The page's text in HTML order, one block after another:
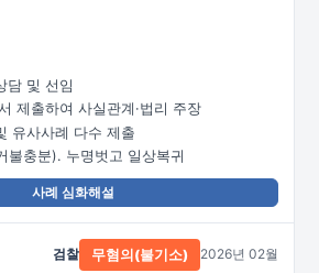
담 및 선임
제출하여 사실관계·법리 주장
유사사례 다수 제출
불충분). 누명벗고 일상복귀
사례 심화해설
검찰 무혐의(불기소) 2026년 02월